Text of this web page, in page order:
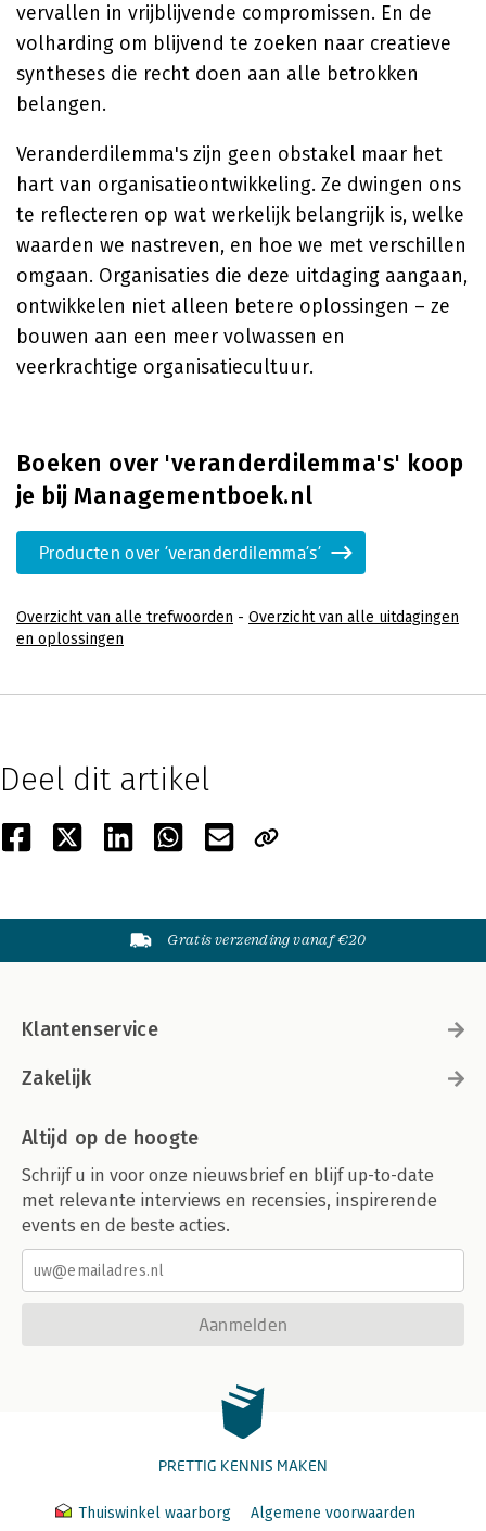
vervallen in vrijblijvende compromissen. En de
volharding om blijvend te zoeken naar creatieve
syntheses die recht doen aan alle betrokken
belangen.
Veranderdilemma's zijn geen obstakel maar het
hart van organisatieontwikkeling. Ze dwingen ons
te reflecteren op wat werkelijk belangrijk is, welke
waarden we nastreven, en hoe we met verschillen
omgaan. Organisaties die deze uitdaging aangaan,
ontwikkelen niet alleen betere oplossingen – ze
bouwen aan een meer volwassen en
veerkrachtige organisatiecultuur.
Boeken over 'veranderdilemma's' koop
je bij Managementboek.nl
Producten over 'veranderdilemma's'
Overzicht van alle trefwoorden - Overzicht van alle uitdagingen
en oplossingen
Deel dit artikel
Gratis verzending vanaf €20
Klantenservice
Zakelijk
Altijd op de hoogte
Schrijf u in voor onze nieuwsbrief en blijf up-to-date
met relevante interviews en recensies, inspirerende
events en de beste acties.
Aanmelden
PRETTIG KENNIS MAKEN
Thuiswinkel waarborg Algemene voorwaarden